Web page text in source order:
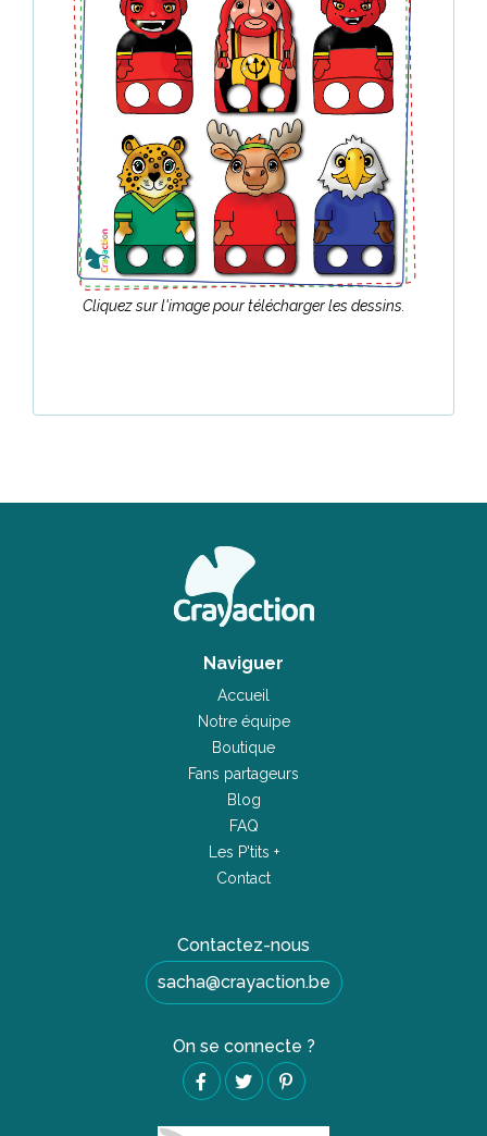
Cliquez sur l'image pour télécharger les dessins.
Naviguer
Accueil
Notre équipe
Boutique
Fans partageurs
Blog
FAQ
Les P'tits +
Contact
Contactez-nous
sacha@crayaction.be
On se connecte ?